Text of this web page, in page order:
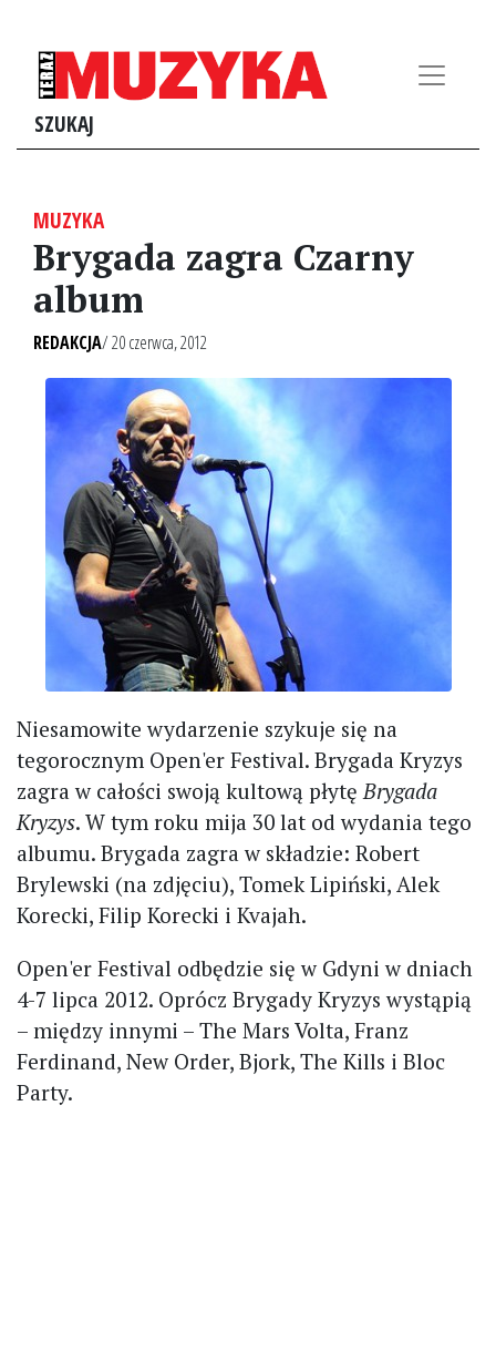
SZUKAJ
MUZYKA
Brygada zagra Czarny
album
REDAKCJA/ 20 czerwca, 2012
Niesamowite wydarzenie szykuje się na
tegorocznym Open'er Festival. Brygada Kryzys
zagra w całości swoją kultową płytę Brygada
Kryzys. W tym roku mija 30 lat od wydania tego
albumu. Brygada zagra w składzie: Robert
Brylewski (na zdjęciu), Tomek Lipiński, Alek
Korecki, Filip Korecki i Kvajah.
Open'er Festival odbędzie się w Gdyni w dniach
4-7 lipca 2012. Oprócz Brygady Kryzys wystąpią
– między innymi – The Mars Volta, Franz
Ferdinand, New Order, Bjork, The Kills i Bloc
Party.